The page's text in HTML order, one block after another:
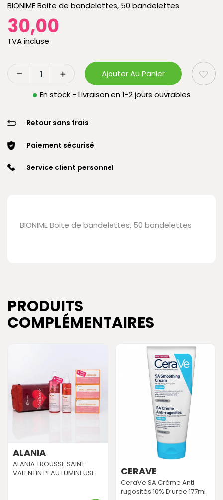
BIONIME Boite de bandelettes, 50 bandelettes
30,00
TVA incluse
Ajouter Au Panier
En stock - Livraison en 1-2 jours ouvrables
Retour sans frais
Paiement sécurisé
Service client personnel
BIONIME Boite de bandelettes, 50 bandelettes
PRODUITS
COMPLÉMENTAIRES
ALANIA
ALANIA TROUSSE SAINT
VALENTIN PEAU LUMINEUSE
CERAVE
CeraVe SA Crème Anti
rugosités 10% D’uree 177ml